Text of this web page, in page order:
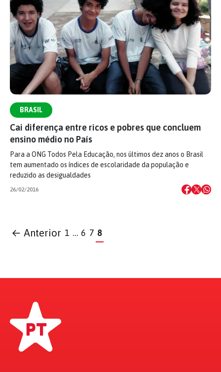
BRASIL
Cai diferença entre ricos e pobres que concluem
ensino médio no País
Para a ONG Todos Pela Educação, nos últimos dez anos o Brasil
tem aumentado os índices de escolaridade da população e
reduzido as desigualdades
26/02/2016
← Anterior 1 … 6 7 8